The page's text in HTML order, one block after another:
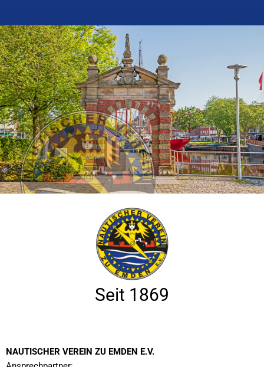
Seit 1869
NAUTISCHER VEREIN ZU EMDEN E.V.